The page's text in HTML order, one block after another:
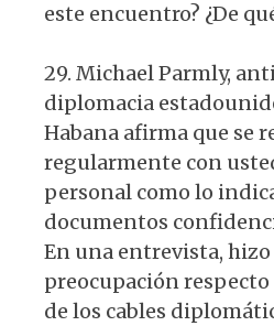
este encuentro? ¿De
29. Michael Parmly,
diplomacia
Habana afirma que se
regularmente con
personal como lo
documentos
En una entrevista,
preocupación
de los cables